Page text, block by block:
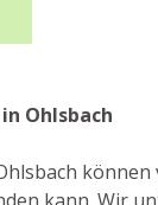
Ohlsbach